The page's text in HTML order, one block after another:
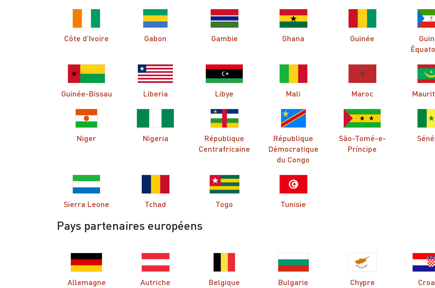
Côte d’Ivoire Gabon Gambie Ghana Guinée
Guinée-Bissau Liberia Libye Mali Maroc
Niger Nigeria
République
Centrafricaine
République
Démocratique
du Congo
São-Tomé-e-
Príncipe
Sierra Leone Tchad Togo Tunisie
Pays partenaires européens
Allemagne Autriche Belgique Bulgarie Chypre